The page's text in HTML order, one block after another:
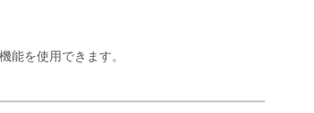
能を使用できます。